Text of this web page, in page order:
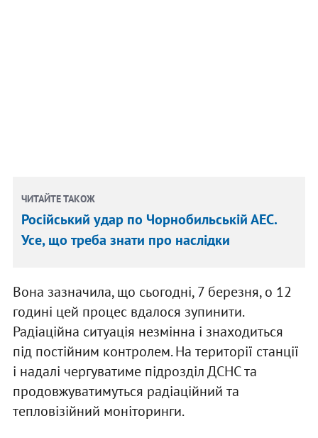
ЧИТАЙТЕ ТАКОЖ
Російський удар по Чорнобильській АЕС.
Усе, що треба знати про наслідки
Вона зазначила, що сьогодні, 7 березня, о 12
годині цей процес вдалося зупинити.
Радіаційна ситуація незмінна і знаходиться
під постійним контролем. На території станції
і надалі чергуватиме підрозділ ДСНС та
продовжуватимуться радіаційний та
тепловізійний моніторинги.